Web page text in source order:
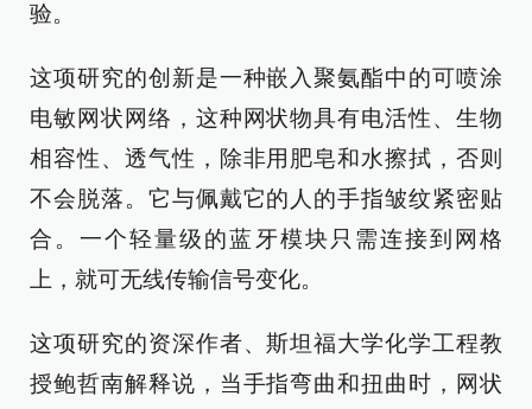
验。
这项研究的创新是一种嵌入聚氨酯中的可喷涂
电敏网状网络，这种网状物具有电活性、生物
相容性、透气性，除非用肥皂和水擦拭，否则
不会脱落。它与佩戴它的人的手指皱纹紧密贴
合。一个轻量级的蓝牙模块只需连接到网格
上，就可无线传输信号变化。
这项研究的资深作者、斯坦福大学化学工程教
授鲍哲南解释说，当手指弯曲和扭曲时，网状